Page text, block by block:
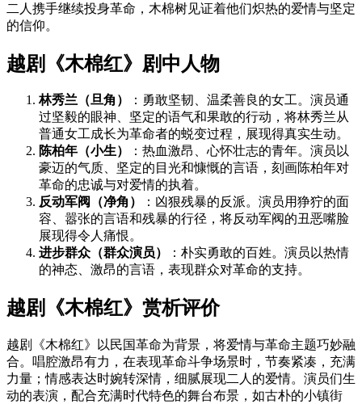
二人携手继续投身革命，木棉树见证着他们炽热的爱情与坚定
的信仰。
越剧《木棉红》剧中人物
林秀兰（旦角）
：勇敢坚韧、温柔善良的女工。演员通
过坚毅的眼神、坚定的语气和果敢的行动，将林秀兰从
普通女工成长为革命者的蜕变过程，展现得真实生动。
陈柏年（小生）
：热血激昂、心怀壮志的青年。演员以
豪迈的气质、坚定的目光和慷慨的言语，刻画陈柏年对
革命的忠诚与对爱情的执着。
反动军阀（净角）
：凶狠残暴的反派。演员用狰狞的面
容、嚣张的言语和残暴的行径，将反动军阀的丑恶嘴脸
展现得令人痛恨。
进步群众（群众演员）
：朴实勇敢的百姓。演员以热情
的神态、激昂的言语，表现群众对革命的支持。
越剧《木棉红》赏析评价
越剧《木棉红》以民国革命为背景，将爱情与革命主题巧妙融
合。唱腔激昂有力，在表现革命斗争场景时，节奏紧凑，充满
力量；情感表达时婉转深情，细腻展现二人的爱情。演员们生
动的表演，配合充满时代特色的舞台布景，如古朴的小镇街